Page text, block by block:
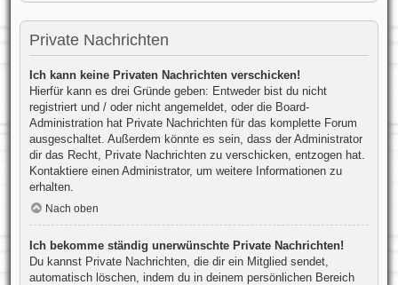
Private Nachrichten
Ich kann keine Privaten Nachrichten verschicken!
Hierfür kann es drei Gründe geben: Entweder bist du nicht
registriert und / oder nicht angemeldet, oder die Board-
Administration hat Private Nachrichten für das komplette Forum
ausgeschaltet. Außerdem könnte es sein, dass der Administrator
dir das Recht, Private Nachrichten zu verschicken, entzogen hat.
Kontaktiere einen Administrator, um weitere Informationen zu
erhalten.
Nach oben
Ich bekomme ständig unerwünschte Private Nachrichten!
Du kannst Private Nachrichten, die dir ein Mitglied sendet,
automatisch löschen, indem du in deinem persönlichen Bereich